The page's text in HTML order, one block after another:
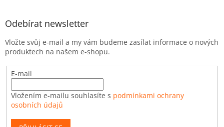
Odebírat newsletter
Vložte svůj e-mail a my vám budeme zasílat informace o nových
produktech na našem e-shopu.
E-mail
Vložením e-mailu souhlasíte s podmínkami ochrany
osobních údajů